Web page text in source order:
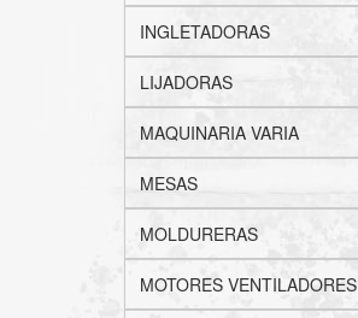
INGLETADORAS
LIJADORAS
MAQUINARIA VARIA
MESAS
MOLDURERAS
MOTORES VENTILADORES